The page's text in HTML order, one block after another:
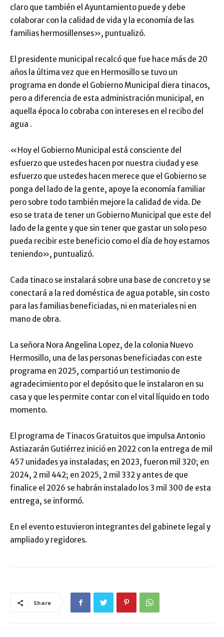
claro que también el Ayuntamiento puede y debe
colaborar con la calidad de vida y la economía de las
familias hermosillenses», puntualizó.
El presidente municipal recalcó que fue hace más de 20
años la última vez que en Hermosillo se tuvo un
programa en donde el Gobierno Municipal diera tinacos,
pero a diferencia de esta administración municipal, en
aquella época lo cobraba con intereses en el recibo del
agua .
«Hoy el Gobierno Municipal está consciente del
esfuerzo que ustedes hacen por nuestra ciudad y ese
esfuerzo que ustedes hacen merece que el Gobierno se
ponga del lado de la gente, apoye la economía familiar
pero sobre todo también mejore la calidad de vida. De
eso se trata de tener un Gobierno Municipal que este del
lado de la gente y que sin tener que gastar un solo peso
pueda recibir este beneficio como el día de hoy estamos
teniendo», puntualizó.
Cada tinaco se instalará sobre una base de concreto y se
conectará a la red doméstica de agua potable, sin costo
para las familias beneficiadas, ni en materiales ni en
mano de obra.
La señora Nora Angelina Lopez, de la colonia Nuevo
Hermosillo, una de las personas beneficiadas con este
programa en 2025, compartió un testimonio de
agradecimiento por el depósito que le instalaron en su
casa y que les permite contar con el vital líquido en todo
momento.
El programa de Tinacos Gratuitos que impulsa Antonio
Astiazarán Gutiérrez inició en 2022 con la entrega de mil
457 unidades ya instaladas; en 2023, fueron mil 320; en
2024, 2 mil 442; en 2025, 2 mil 332 y antes de que
finalice el 2026 se habrán instalado los 3 mil 300 de esta
entrega, se informó.
En el evento estuvieron integrantes del gabinete legal y
ampliado y regidores.
Share